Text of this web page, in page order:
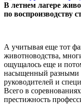
В летнем лагере
по воспроизводству
А учитывая еще тот
животноводства,
ощущалось еще и
насыщенный разными
руководителей и
Всего в
престижность